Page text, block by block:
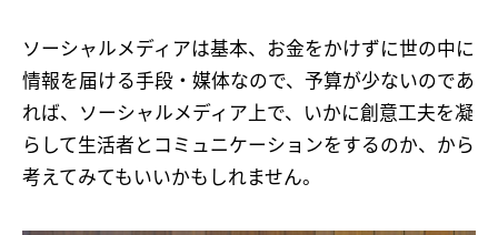
ソーシャルメディアは基本、お金をかけずに世の中に
情報を届ける手段・媒体なので、予算が少ないのであ
れば、ソーシャルメディア上で、いかに創意工夫を凝
らして生活者とコミュニケーションをするのか、から
考えてみてもいいかもしれません。